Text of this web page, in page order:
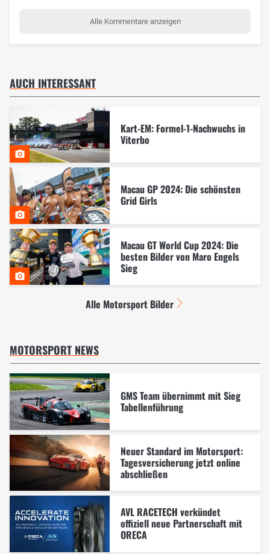
Alle Kommentare anzeigen
AUCH INTERESSANT
Kart-EM: Formel-1-Nachwuchs in
Viterbo
Macau GP 2024: Die schönsten
Grid Girls
Macau GT World Cup 2024: Die
besten Bilder von Maro Engels
Sieg
Alle Motorsport Bilder
MOTORSPORT NEWS
GMS Team übernimmt mit Sieg
Tabellenführung
Neuer Standard im Motorsport:
Tagesversicherung jetzt online
abschließen
AVL RACETECH verkündet
offiziell neue Partnerschaft mit
ORECA